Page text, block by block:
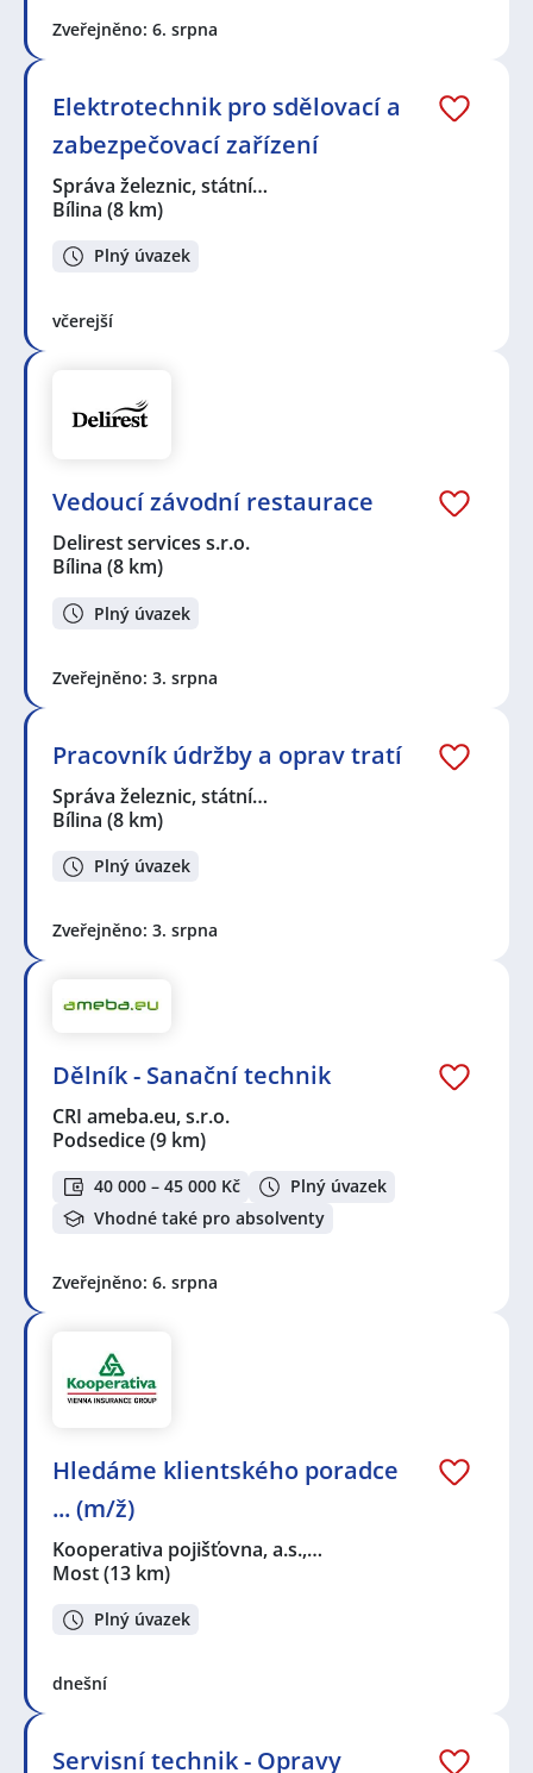
Zveřejněno: 6. srpna
Elektrotechnik pro sdělovací a
zabezpečovací zařízení
Správa železnic, státní…
Bílina (8 km)
Plný úvazek
včerejší
Vedoucí závodní restaurace
Delirest services s.r.o.
Bílina (8 km)
Plný úvazek
Zveřejněno: 3. srpna
Pracovník údržby a oprav tratí
Správa železnic, státní…
Bílina (8 km)
Plný úvazek
Zveřejněno: 3. srpna
Dělník - Sanační technik
CRI ameba.eu, s.r.o.
Podsedice(9 km)
40 000 – 45 000 Kč
Plný úvazek
Vhodné také pro absolventy
Zveřejněno: 6. srpna
Hledáme klientského poradce
... (m/ž)
Kooperativa pojišťovna, a.s.,…
Most(13 km)
Plný úvazek
dnešní
Servisní technik - Opravy